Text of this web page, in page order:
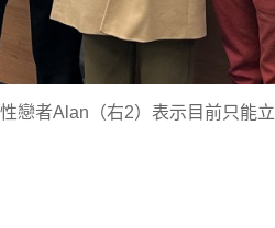
戀者Alan（右2）表示目前只能